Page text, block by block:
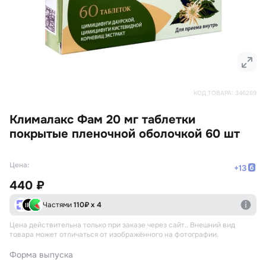
КОД ТОВАРА: 346269
Клималакс Фам 20 мг таблетки
покрытые пленочной оболочкой 60 шт
Цена: +13
440 ₽
Частями110₽ х 4
Цена действительна только при заказе через сайт.. Внешний вид
товара может отличаться от изображённого на фотографии.
Форма выпуска